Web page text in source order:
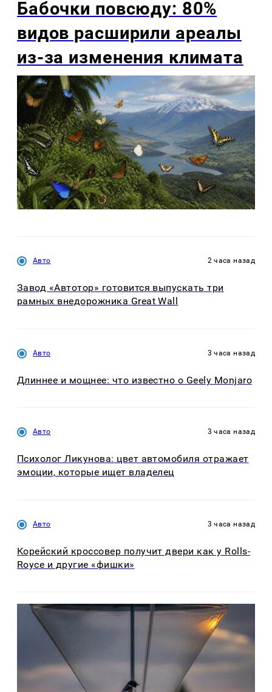
Бабочки повсюду: 80%
видов расширили ареалы
из-за изменения климата
Авто 2 часа назад
Завод «Автотор» готовится выпускать три
рамных внедорожника Great Wall
Авто 3 часа назад
Длиннее и мощнее: что известно о Geely Monjaro
Авто 3 часа назад
Психолог Ликунова: цвет автомобиля отражает
эмоции, которые ищет владелец
Авто 3 часа назад
Корейский кроссовер получит двери как у Rolls-
Royce и другие «фишки»